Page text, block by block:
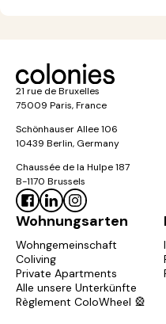
21 rue de Bruxelles
75009 Paris, France
Schönhauser Allee 106
10439 Berlin, Germany
Chaussée de la Hulpe 187
B-1170 Brussels
Wohnungsarten
Wohngemeinschaft
Coliving
Private Apartments
Alle unsere Unterkünfte
Règlement ColoWheel 🎡